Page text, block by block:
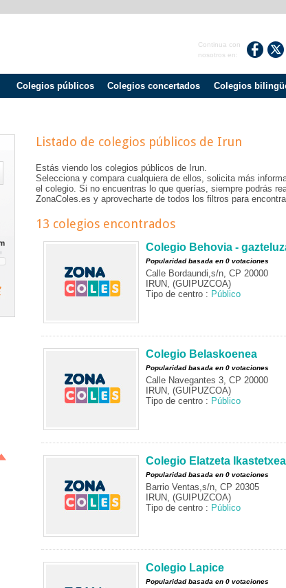
Continua con
nosotros en:
Colegios públicos Colegios concertados Colegios
Listado de colegios públicos de Irun
Estás viendo los colegios públicos de Irun.
Selecciona y compara cualquiera de ellos, solicita más
el colegio. Si no encuentras lo que querías, siempre podrás
ZonaColes.es y aprovecharte de todos los filtros para
13 colegios encontrados
Colegio Behovia -
Popularidad basada en 0 votaciones
Calle Bordaundi,s/n, CP 20000
IRUN, (GUIPUZCOA)
Tipo de centro : Público
Colegio Belaskoenea
Popularidad basada en 0 votaciones
Calle Navegantes 3, CP 20000
IRUN, (GUIPUZCOA)
Tipo de centro : Público
Colegio Elatzeta Ikastetxea
Popularidad basada en 0 votaciones
Barrio Ventas,s/n, CP 20305
IRUN, (GUIPUZCOA)
Tipo de centro : Público
Colegio Lapice
Popularidad basada en 0 votaciones